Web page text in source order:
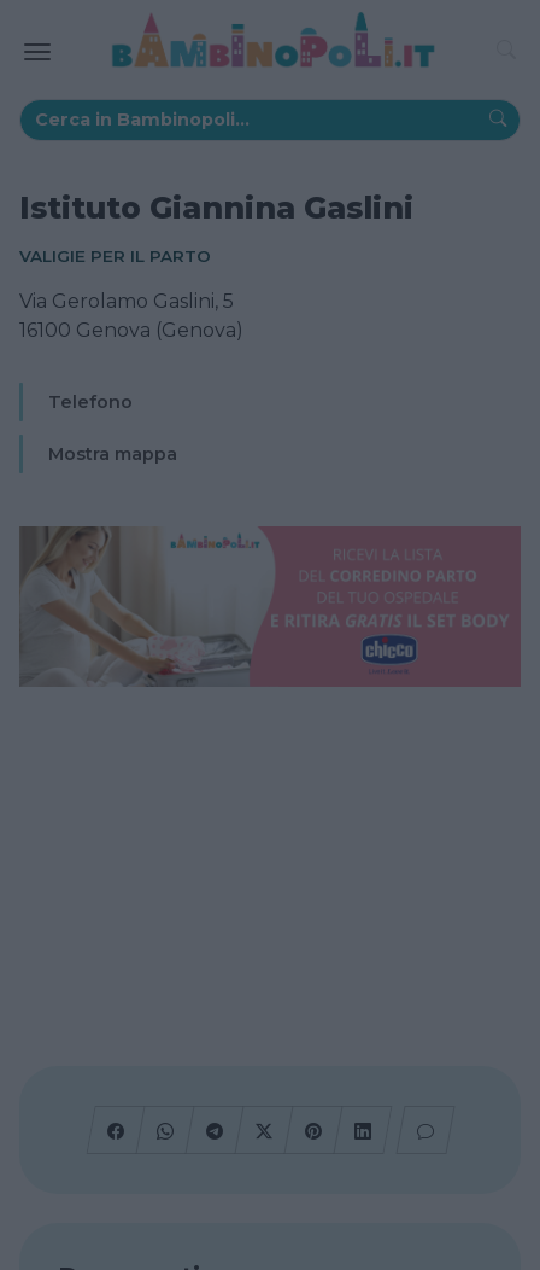
Istituto Giannina Gaslini
VALIGIE PER IL PARTO
Via Gerolamo Gaslini, 5
16100 Genova (Genova)
Telefono
Mostra mappa